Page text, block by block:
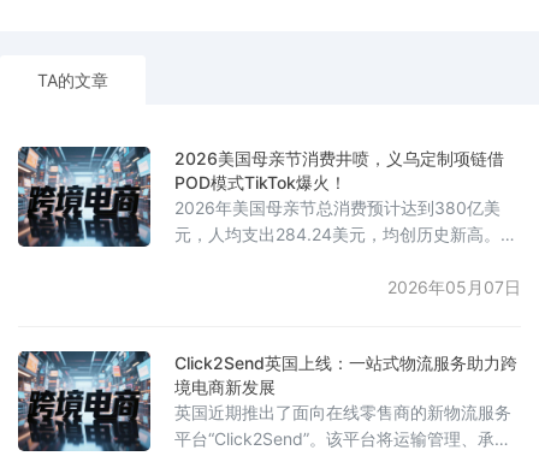
TA的文章
2026美国母亲节消费井喷，义乌定制项链借
POD模式TikTok爆火！
2026年美国母亲节总消费预计达到380亿美
元，人均支出284.24美元，均创历史新高。消
宝品类以75亿美元的支出位居礼品市场首位。
Jewelry店铺销售，支持最多5个名字定制，精
准满足美国母亲寄托亲情的情感需求。在28天
内，该产品销量达6290单，销售额超过1
2026年05月07日
Click2Send英国上线：一站式物流服务助力跨
境电商新发展
英国近期推出了面向在线零售商的新物流服务
平台“Click2Send”。该平台将运输管理、承运